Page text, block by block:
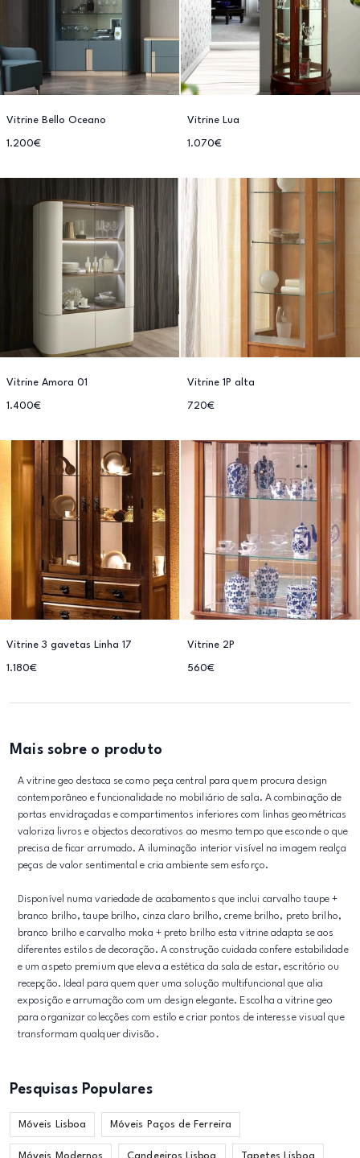
Vitrine Bello Oceano
1.200€
Vitrine Lua
1.070€
Vitrine Amora 01
1.400€
Vitrine 1P alta
720€
Vitrine 3 gavetas Linha 17
1.180€
Vitrine 2P
560€
Mais sobre o produto
A vitrine geo destaca se como peça central para quem procura design
contemporâneo e funcionalidade no mobiliário de sala. A combinação de
portas envidraçadas e compartimentos inferiores com linhas geométricas
valoriza livros e objectos decorativos ao mesmo tempo que esconde o que
precisa de ficar arrumado. A iluminação interior visível na imagem realça
peças de valor sentimental e cria ambiente sem esforço.
Disponível numa variedade de acabamentos que inclui carvalho taupe +
branco brilho, taupe brilho, cinza claro brilho, creme brilho, preto brilho,
branco brilho e carvalho moka + preto brilho esta vitrine adapta se aos
diferentes estilos de decoração. A construção cuidada confere estabilidade
e um aspeto premium que eleva a estética da sala de estar, escritório ou
recepção. Ideal para quem quer uma solução multifuncional que alia
exposição e arrumação com um design elegante. Escolha a vitrine geo
para organizar colecções com estilo e criar pontos de interesse visual que
transformam qualquer divisão.
Pesquisas Populares
Móveis Lisboa Móveis Paços de Ferreira